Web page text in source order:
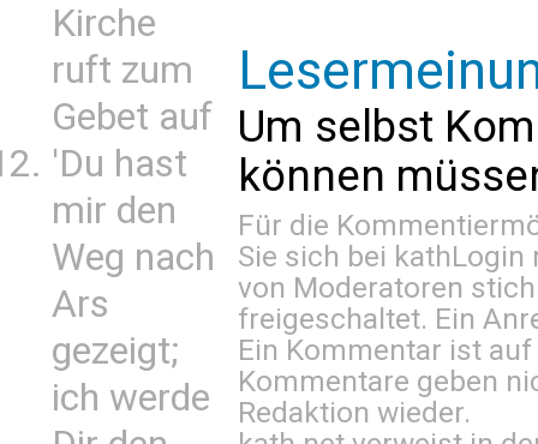
Kirche
ruft zum
Gebet auf
'Du hast
mir den
Weg nach
Ars
gezeigt;
ich werde
Um selbst
können
Für die
Sie sich bei kathLogin
von Moderatoren
freigeschaltet. Ein
Ein Kommentar ist
Kommentare geben
Redaktion wieder.